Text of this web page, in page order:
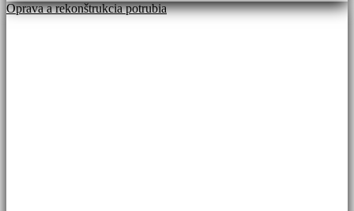
Oprava a rekonštrukcia potrubia